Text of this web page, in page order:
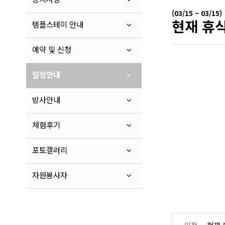
템플스테이 안내
예약 및 신청
일정안내
방사안내
체험후기
포토갤러리
자원봉사자
(03/15 ~ 03/15)
현재 휴